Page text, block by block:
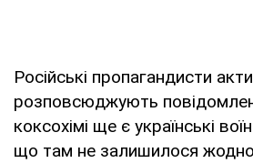
Російські пропагандисти
розповсюджують
коксохімі ще є українські
що там не залишилося